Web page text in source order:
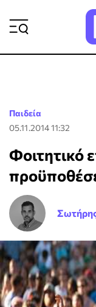
Παιδεία
05.11.2014 11:32
Φοιτητικό